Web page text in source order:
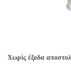
Χωρίς έξοδα